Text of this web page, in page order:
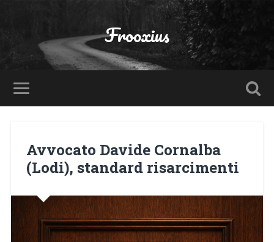
Frooxius
Avvocato Davide Cornalba
(Lodi), standard risarcimenti